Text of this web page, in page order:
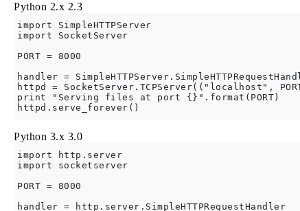
Python 2.x 2.3
import SimpleHTTPServer
import SocketServer
PORT = 8000
handler =
httpd = SocketServer.TCPServer(("localhost",
print "Serving files at port {}".format(PORT)
Python 3.x 3.0
import http.server
import socketserver
PORT = 8000
handler = http.server.SimpleHTTPRequestHandler